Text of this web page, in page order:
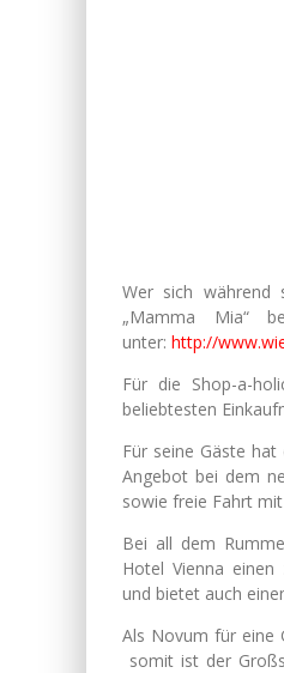
Wer sich während
„Mamma Mia“
unter: http://
Für die Shop-a-
beliebtesten
Für seine Gäste
Angebot bei dem
sowie freie Fahrt
Bei all dem
Hotel Vienna
und bietet auch
Als Novum für eine
somit ist der